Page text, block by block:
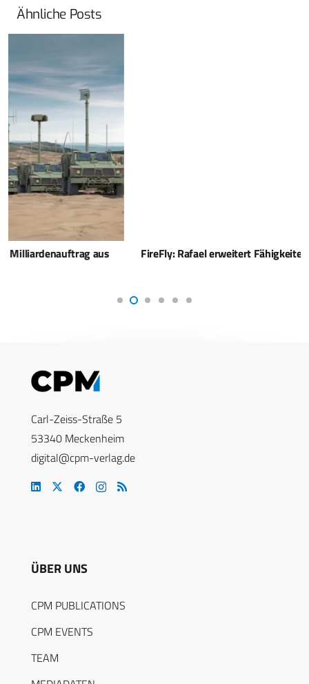
Ähnliche Posts
FireFly: Rafael erweitert Fähigkeiten der Drohne
Carl-Zeiss-Straße 5
53340 Meckenheim
digital@cpm-verlag.de
ÜBER UNS
CPM PUBLICATIONS
CPM EVENTS
TEAM